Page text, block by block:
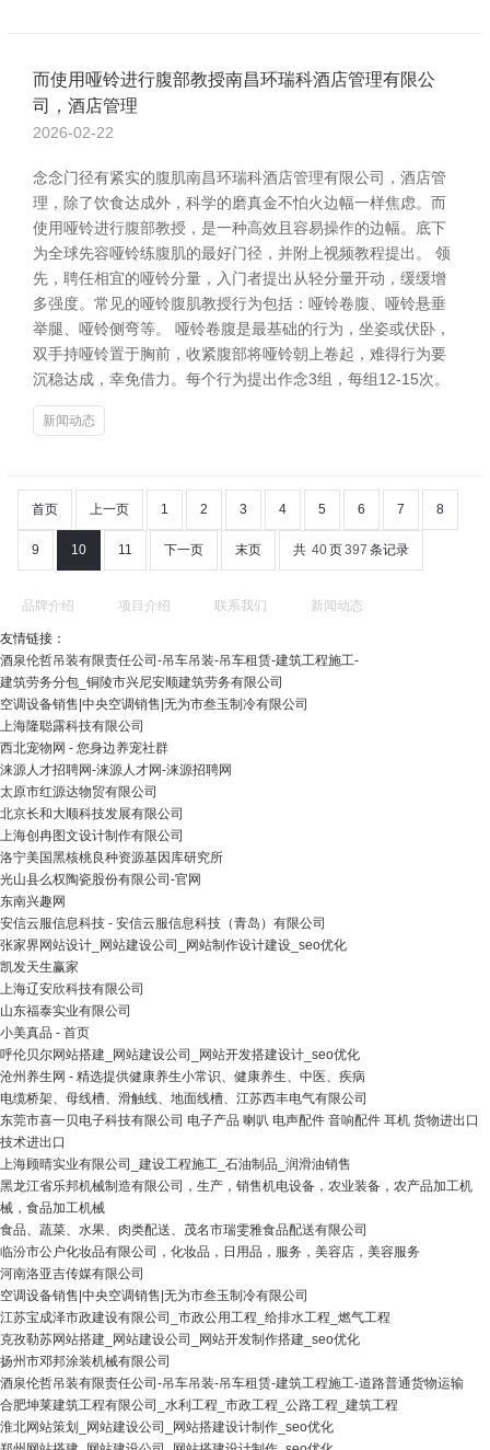
而使用哑铃进行腹部教授南昌环瑞科酒店管理有限公
司，酒店管理
2026-02-22
念念门径有紧实的腹肌南昌环瑞科酒店管理有限公司，酒店管
理，除了饮食达成外，科学的磨真金不怕火边幅一样焦虑。而
使用哑铃进行腹部教授，是一种高效且容易操作的边幅。底下
为全球先容哑铃练腹肌的最好门径，并附上视频教程提出。 领
先，聘任相宜的哑铃分量，入门者提出从轻分量开动，缓缓增
多强度。常见的哑铃腹肌教授行为包括：哑铃卷腹、哑铃悬垂
举腿、哑铃侧弯等。 哑铃卷腹是最基础的行为，坐姿或伏卧，
双手持哑铃置于胸前，收紧腹部将哑铃朝上卷起，难得行为要
沉稳达成，幸免借力。每个行为提出作念3组，每组12-15次。
新闻动态
首页 上一页 1 2 3 4 5 6 7 8
9 10 11 下一页 末页 共 40页397 条记录
品牌介绍 项目介绍 联系我们 新闻动态
友情链接：
酒泉伦哲吊装有限责任公司-吊车吊装-吊车租赁-建筑工程施工-
建筑劳务分包_铜陵市兴尼安顺建筑劳务有限公司
空调设备销售|中央空调销售|无为市叁玉制冷有限公司
上海隆聪露科技有限公司
西北宠物网 - 您身边养宠社群
涞源人才招聘网-涞源人才网-涞源招聘网
太原市红源达物贸有限公司
北京长和大顺科技发展有限公司
上海创冉图文设计制作有限公司
洛宁美国黑核桃良种资源基因库研究所
光山县么权陶瓷股份有限公司-官网
东南兴趣网
安信云服信息科技 - 安信云服信息科技（青岛）有限公司
张家界网站设计_网站建设公司_网站制作设计建设_seo优化
凯发天生赢家
上海辽安欣科技有限公司
山东福泰实业有限公司
小美真品 - 首页
呼伦贝尔网站搭建_网站建设公司_网站开发搭建设计_seo优化
沧州养生网 - 精选提供健康养生小常识、健康养生、中医、疾病
电缆桥架、母线槽、滑触线、地面线槽、江苏西丰电气有限公司
东莞市喜一贝电子科技有限公司 电子产品 喇叭 电声配件 音响配件 耳机 货物进出口
技术进出口
上海顾晴实业有限公司_建设工程施工_石油制品_润滑油销售
黑龙江省乐邦机械制造有限公司，生产，销售机电设备，农业装备，农产品加工机
械，食品加工机械
食品、蔬菜、水果、肉类配送、茂名市瑞雯雅食品配送有限公司
临汾市公户化妆品有限公司，化妆品，日用品，服务，美容店，美容服务
河南洛亚吉传媒有限公司
空调设备销售|中央空调销售|无为市叁玉制冷有限公司
江苏宝成泽市政建设有限公司_市政公用工程_给排水工程_燃气工程
克孜勒苏网站搭建_网站建设公司_网站开发制作搭建_seo优化
扬州市邓邦涂装机械有限公司
酒泉伦哲吊装有限责任公司-吊车吊装-吊车租赁-建筑工程施工-道路普通货物运输
合肥坤莱建筑工程有限公司_水利工程_市政工程_公路工程_建筑工程
淮北网站策划_网站建设公司_网站搭建设计制作_seo优化